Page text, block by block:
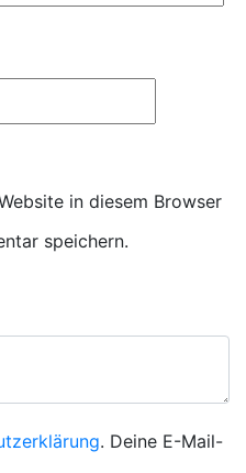
in diesem Browser
speichern.
. Deine E-Mail-